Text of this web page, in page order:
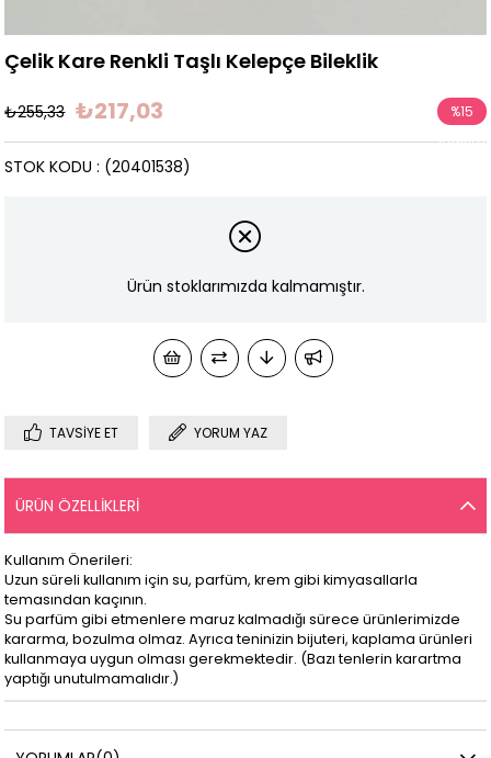
Çelik Kare Renkli Taşlı Kelepçe Bileklik
₺255,33 ₺217,03 %15
İndirim
(20401538)
STOK KODU
Ürün stoklarımızda kalmamıştır.
TAVSIYE ET YORUM YAZ
ÜRÜN ÖZELLIKLERI
Kullanım Önerileri:
Uzun süreli kullanım için su, parfüm, krem gibi kimyasallarla
temasından kaçının.
Su parfüm gibi etmenlere maruz kalmadığı sürece ürünlerimizde
kararma, bozulma olmaz. Ayrıca teninizin bijuteri, kaplama ürünleri
kullanmaya uygun olması gerekmektedir. (Bazı tenlerin karartma
yaptığı unutulmamalıdır.)